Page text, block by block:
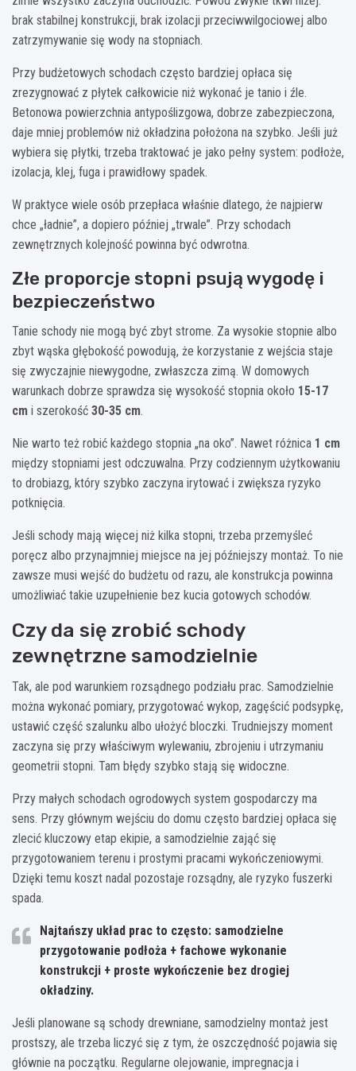
brak stabilnej konstrukcji, brak izolacji przeciwwilgociowej albo
zatrzymywanie się wody na stopniach.
Przy budżetowych schodach często bardziej opłaca się
zrezygnować z płytek całkowicie niż wykonać je tanio i źle.
Betonowa powierzchnia antypoślizgowa, dobrze zabezpieczona,
daje mniej problemów niż okładzina położona na szybko. Jeśli już
wybiera się płytki, trzeba traktować je jako pełny system: podłoże,
izolacja, klej, fuga i prawidłowy spadek.
W praktyce wiele osób przepłaca właśnie dlatego, że najpierw
chce „ładnie”, a dopiero później „trwale”. Przy schodach
zewnętrznych kolejność powinna być odwrotna.
Złe proporcje stopni psują wygodę i
bezpieczeństwo
Tanie schody nie mogą być zbyt strome. Za wysokie stopnie albo
zbyt wąska głębokość powodują, że korzystanie z wejścia staje
się zwyczajnie niewygodne, zwłaszcza zimą. W domowych
warunkach dobrze sprawdza się wysokość stopnia około 15-17
cm i szerokość 30-35 cm.
Nie warto też robić każdego stopnia „na oko”. Nawet różnica 1 cm
między stopniami jest odczuwalna. Przy codziennym użytkowaniu
to drobiazg, który szybko zaczyna irytować i zwiększa ryzyko
potknięcia.
Jeśli schody mają więcej niż kilka stopni, trzeba przemyśleć
poręcz albo przynajmniej miejsce na jej późniejszy montaż. To nie
zawsze musi wejść do budżetu od razu, ale konstrukcja powinna
umożliwiać takie uzupełnienie bez kucia gotowych schodów.
Czy da się zrobić schody
zewnętrzne samodzielnie
Tak, ale pod warunkiem rozsądnego podziału prac. Samodzielnie
można wykonać pomiary, przygotować wykop, zagęścić podsypkę,
ustawić część szalunku albo ułożyć bloczki. Trudniejszy moment
zaczyna się przy właściwym wylewaniu, zbrojeniu i utrzymaniu
geometrii stopni. Tam błędy szybko stają się widoczne.
Przy małych schodach ogrodowych system gospodarczy ma
sens. Przy głównym wejściu do domu często bardziej opłaca się
zlecić kluczowy etap ekipie, a samodzielnie zająć się
przygotowaniem terenu i prostymi pracami wykończeniowymi.
Dzięki temu koszt nadal pozostaje rozsądny, ale ryzyko fuszerki
spada.
Najtańszy układ prac to często: samodzielne
przygotowanie podłoża + fachowe wykonanie
konstrukcji + proste wykończenie bez drogiej
okładziny.
Jeśli planowane są schody drewniane, samodzielny montaż jest
prostszy, ale trzeba liczyć się z tym, że oszczędność pojawia się
głównie na początku. Regularne olejowanie, impregnacja i